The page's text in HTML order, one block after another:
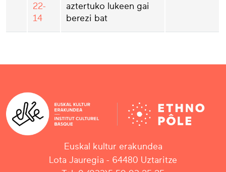
22-
14
aztertuko lukeen gai
berezi bat
Euskal kultur erakundea
Lota Jauregia - 64480 Uztaritze